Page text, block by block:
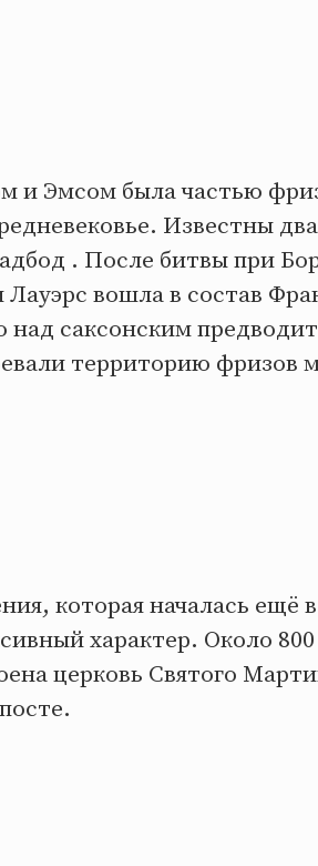
и Эмсом была частью
Известны
. После битвы при
Лауэрс вошла в состав
над саксонским
территорию фризов
которая началась ещё
характер. Около
церковь Святого